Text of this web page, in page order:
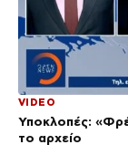
VIDEO
Υποκλοπές:
το αρχείο